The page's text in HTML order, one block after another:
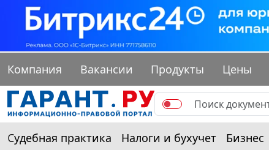
Компания Вакансии Продукты Цены
Судебная практика Налоги и бухучет Бизнес